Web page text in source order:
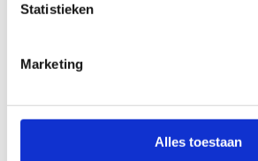
Statistieken
Marketing
Alles toestaan
Klantgericht
Snelle leveringen